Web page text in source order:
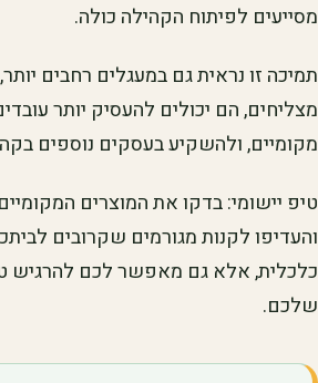
מסייעים לפיתוח הקהילה כולה.
תמיכה זו נראית גם במעגלים רחבים
מצליחים, הם יכולים להעסיק יותר
מקומיים, ולהשקיע בעסקים נוספים
טיפ יישומי: בדקו את המוצרים
והעדיפו לקנות מגורמים שקרובים
כלכלית, אלא גם מאפשר לכם להרגיש
שלכם.